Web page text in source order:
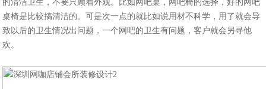
的清洁卫生，不要只顾着外观。比如网吧桌，网吧椅的选择，好的网吧
桌椅是比较搞清洁的。可是次一点的就比如说用材不科学，用了就会导
致以后的卫生情况出问题，一个网吧的卫生有问题，客户就会另寻他
欢。